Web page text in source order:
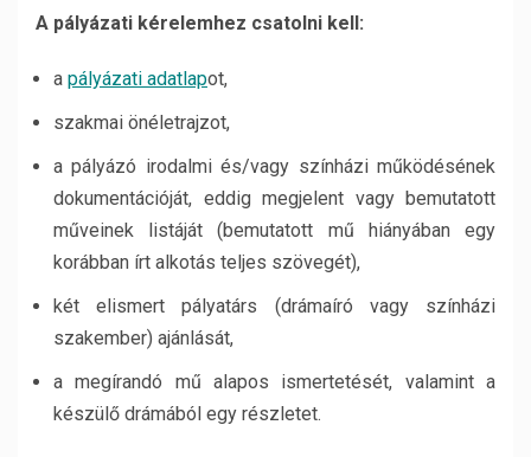
A pályázati kérelemhez csatolni kell:
a pályázati adatlapot,
szakmai önéletrajzot,
a pályázó irodalmi és/vagy színházi működésének
dokumentációját, eddig megjelent vagy bemutatott
műveinek listáját (bemutatott mű hiányában egy
korábban írt alkotás teljes szövegét),
két elismert pályatárs (drámaíró vagy színházi
szakember) ajánlását,
a megírandó mű alapos ismertetését, valamint a
készülő drámából egy részletet.